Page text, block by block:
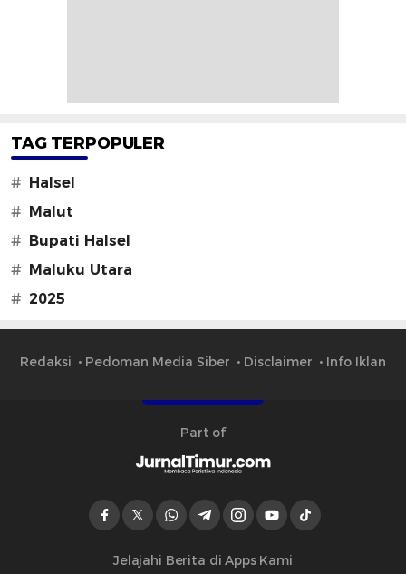
TAG TERPOPULER
#
Halsel
#
Malut
#
Bupati Halsel
#
Maluku Utara
# 2025
Redaksi Pedoman Media Siber Disclaimer Info Iklan
Part of
Jelajahi Berita di Apps Kami